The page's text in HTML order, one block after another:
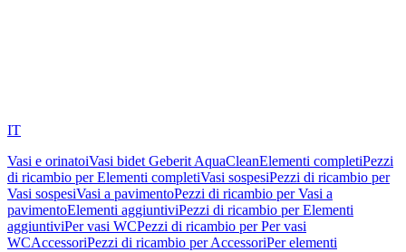
IT
Vasi e orinatoiVasi bidet Geberit AquaCleanElementi completiPezzi
di ricambio per Elementi completiVasi sospesiPezzi di ricambio per
Vasi sospesiVasi a pavimentoPezzi di ricambio per Vasi a
pavimentoElementi aggiuntiviPezzi di ricambio per Elementi
aggiuntiviPer vasi WCPezzi di ricambio per Per vasi
WCAccessoriPezzi di ricambio per AccessoriPer elementi